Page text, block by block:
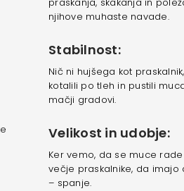
njihove muhaste navade.
Stabilnost:
Nič ni hujšega kot
kotalili po tleh in pustili
mačji gradovi.
Velikost in udobje:
Ker vemo, da se muce
večje praskalnike, da imajo
– spanje.